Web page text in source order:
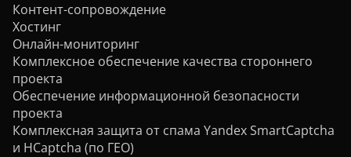
Контент-сопровождение
Хостинг
Онлайн-мониторинг
Комплексное обеспечение качества стороннего
проекта
Обеспечение информационной безопасности
проекта
Комплексная защита от спама Yandex SmartCaptcha
и HCaptcha (по ГЕО)